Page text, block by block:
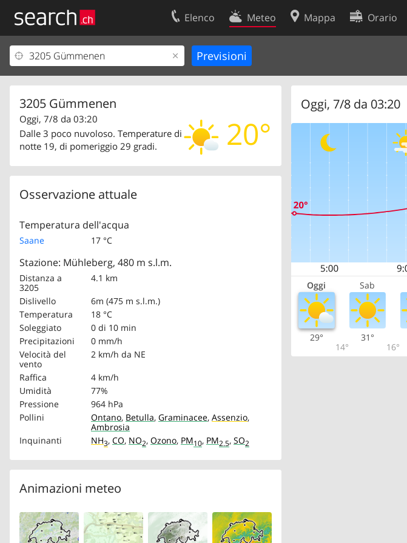
Elenco Meteo Mappa Orario
3205 Gümmenen
20°
Oggi, 7/8 da 03:20
Dalle 3 poco nuvoloso. Temperature di
notte 19, di pomeriggio 29 gradi.
Osservazione attuale
Temperatura dell'acqua
Saane 17 °C
Stazione: Mühleberg, 480 m s.l.m.
Distanza a
3205
4.1 km
Dislivello
6m (475 m s.l.m.)
Temperatura
18 °C
Soleggiato
0 di 10 min
Precipitazioni
0 mm/h
Velocità del
vento
2 km/h da NE
Raffica
4 km/h
Umidità
77%
Pressione
964 hPa
Pollini
Ontano, Betulla, Graminacee, Assenzio,
Ambrosia
Inquinanti
NH3, CO, NO2, Ozono, PM10, PM2.5, SO2
Animazioni meteo
Oggi, 7/8 da 03:20
Oggi Sab
29°
14°
31°
16°
Il vostro profolio
Area clienti
Contatti
Condizioni d’uso